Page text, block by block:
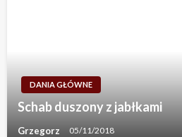
DANIA GŁÓWNE
Schab duszony z jabłkami
Grzegorz 05/11/2018